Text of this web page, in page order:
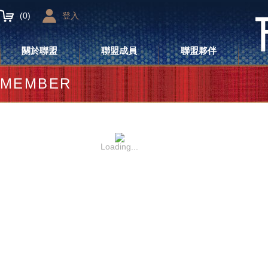
(0) 登入
關於聯盟 聯盟成員 聯盟夥伴
MEMBER
Loading...